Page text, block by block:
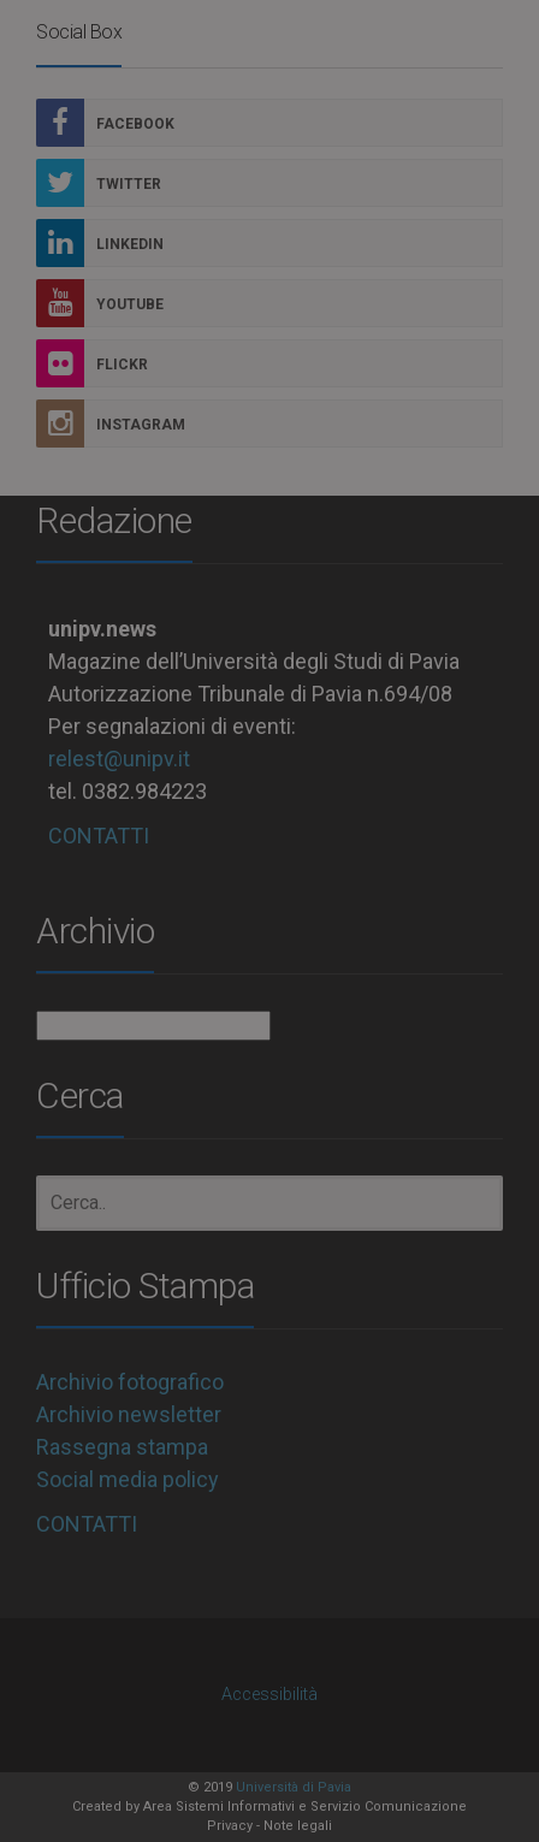
Social Box
FACEBOOK
TWITTER
LINKEDIN
YOUTUBE
FLICKR
INSTAGRAM
Redazione
unipv.news
Magazine dell’Università degli Studi di Pavia
Autorizzazione Tribunale di Pavia n.694/08
Per segnalazioni di eventi:
relest@unipv.it
tel. 0382.984223
CONTATTI
Archivio
Cerca
Ufficio Stampa
Archivio fotografico
Archivio newsletter
Rassegna stampa
Social media policy
CONTATTI
Accessibilità
© 2019 Università di Pavia
Created by Area Sistemi Informativi e Servizio Comunicazione
Privacy - Note legali